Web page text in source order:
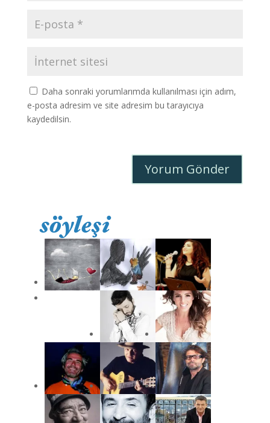
Daha sonraki yorumlarımda kullanılması için adım,
e-posta adresim ve site adresim bu tarayıcıya
kaydedilsin.